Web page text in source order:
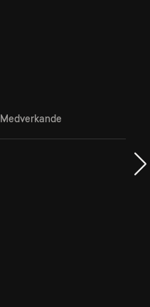
Medverkande